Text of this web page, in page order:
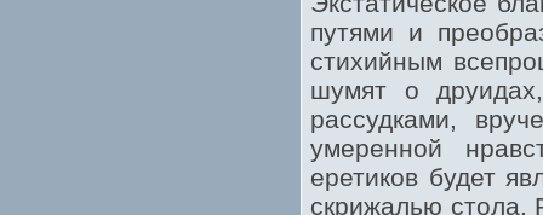
путями и
стихийным
шумят о
рассудками,
умеренной
еретиков будет
скрижалью стола.